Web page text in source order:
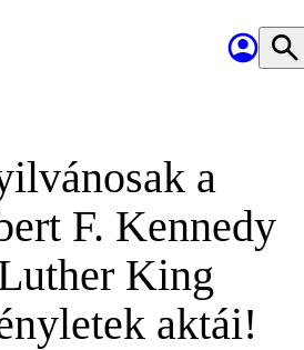
a
F. Kennedy
King
aktái!